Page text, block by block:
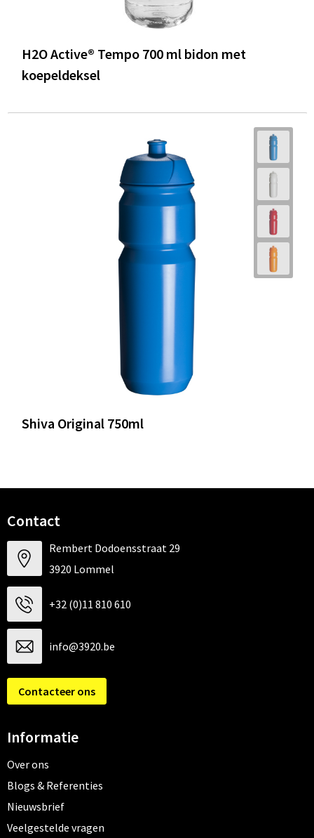
H2O Active® Tempo 700 ml bidon met
koepeldeksel
Shiva Original 750ml
Contact
Rembert Dodoensstraat 29
3920 Lommel
+32 (0)11 810 610
info@3920.be
Contacteer ons
Informatie
Over ons
Blogs & Referenties
Nieuwsbrief
Veelgestelde vragen